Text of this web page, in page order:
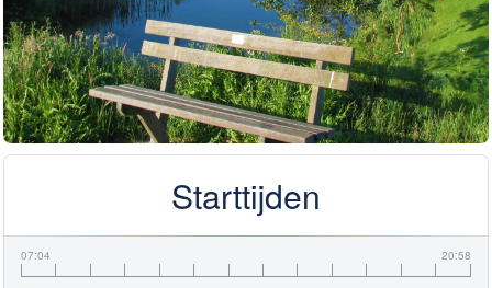
Starttijden
07:04 20:58